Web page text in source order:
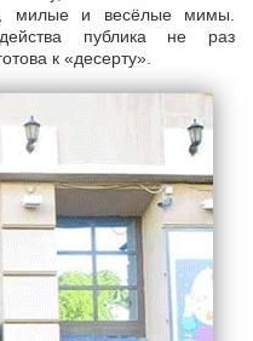
милые и весёлые мимы.
публика не раз
к «десерту».